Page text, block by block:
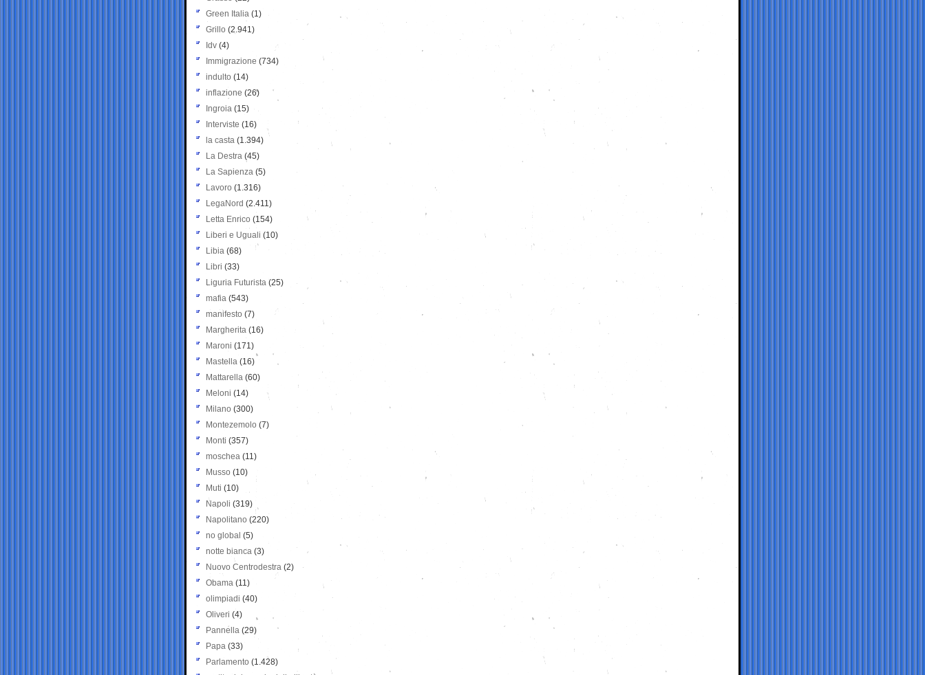
Green Italia (1)
Grillo (2.941)
Idv (4)
Immigrazione (734)
indulto (14)
inflazione (26)
Ingroia (15)
Interviste (16)
la casta (1.394)
La Destra (45)
La Sapienza (5)
Lavoro (1.316)
LegaNord (2.411)
Letta Enrico (154)
Liberi e Uguali (10)
Libia (68)
Libri (33)
Liguria Futurista (25)
mafia (543)
manifesto (7)
Margherita (16)
Maroni (171)
Mastella (16)
Mattarella (60)
Meloni (14)
Milano (300)
Montezemolo (7)
Monti (357)
moschea (11)
Musso (10)
Muti (10)
Napoli (319)
Napolitano (220)
no global (5)
notte bianca (3)
Nuovo Centrodestra (2)
Obama (11)
olimpiadi (40)
Oliveri (4)
Pannella (29)
Papa (33)
Parlamento (1.428)